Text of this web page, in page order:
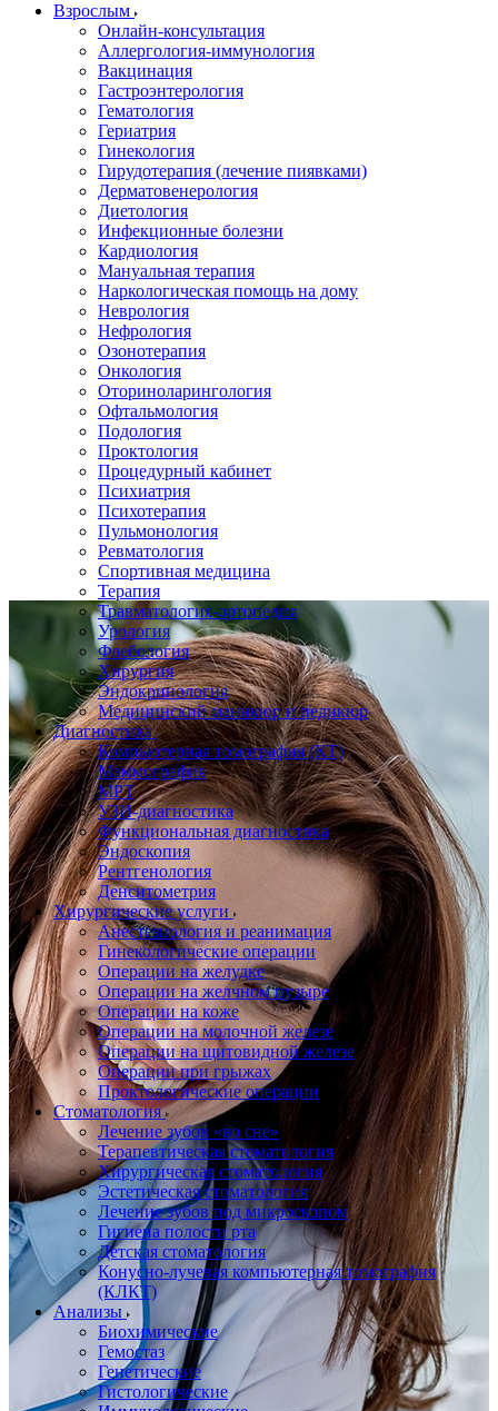
Взрослым
Онлайн-консультация
Аллергология-иммунология
Вакцинация
Гастроэнтерология
Гематология
Гериатрия
Гинекология
Гирудотерапия (лечение пиявками)
Дерматовенерология
Диетология
Инфекционные болезни
Кардиология
Мануальная терапия
Наркологическая помощь на дому
Неврология
Нефрология
Озонотерапия
Онкология
Оториноларингология
Офтальмология
Подология
Проктология
Процедурный кабинет
Психиатрия
Психотерапия
Пульмонология
Ревматология
Спортивная медицина
Терапия
Травматология-ортопедия
Урология
Флебология
Хирургия
Эндокринология
Медицинский маникюр и педикюр
Диагностика
Компьютерная томография (КТ)
Маммография
МРТ
УЗИ-диагностика
Функциональная диагностика
Эндоскопия
Рентгенология
Денситометрия
Хирургические услуги
Анестезиология и реанимация
Гинекологические операции
Операции на желудке
Операции на желчном пузыре
Операции на коже
Операции на молочной железе
Операции на щитовидной железе
Операции при грыжах
Проктологические операции
Стоматология
Лечение зубов «во сне»
Терапевтическая стоматология
Хирургическая стоматология
Эстетическая стоматология
Лечение зубов под микроскопом
Гигиена полости рта
Детская стоматология
Конусно-лучевая компьютерная томография
(КЛКТ)
Анализы
Биохимические
Гемостаз
Генетические
Гистологические